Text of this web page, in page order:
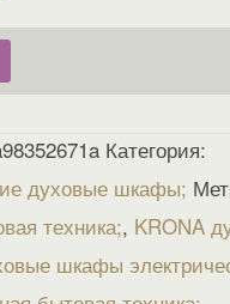
Категория:
духовые шкафы
техника , KRONA
шкафы